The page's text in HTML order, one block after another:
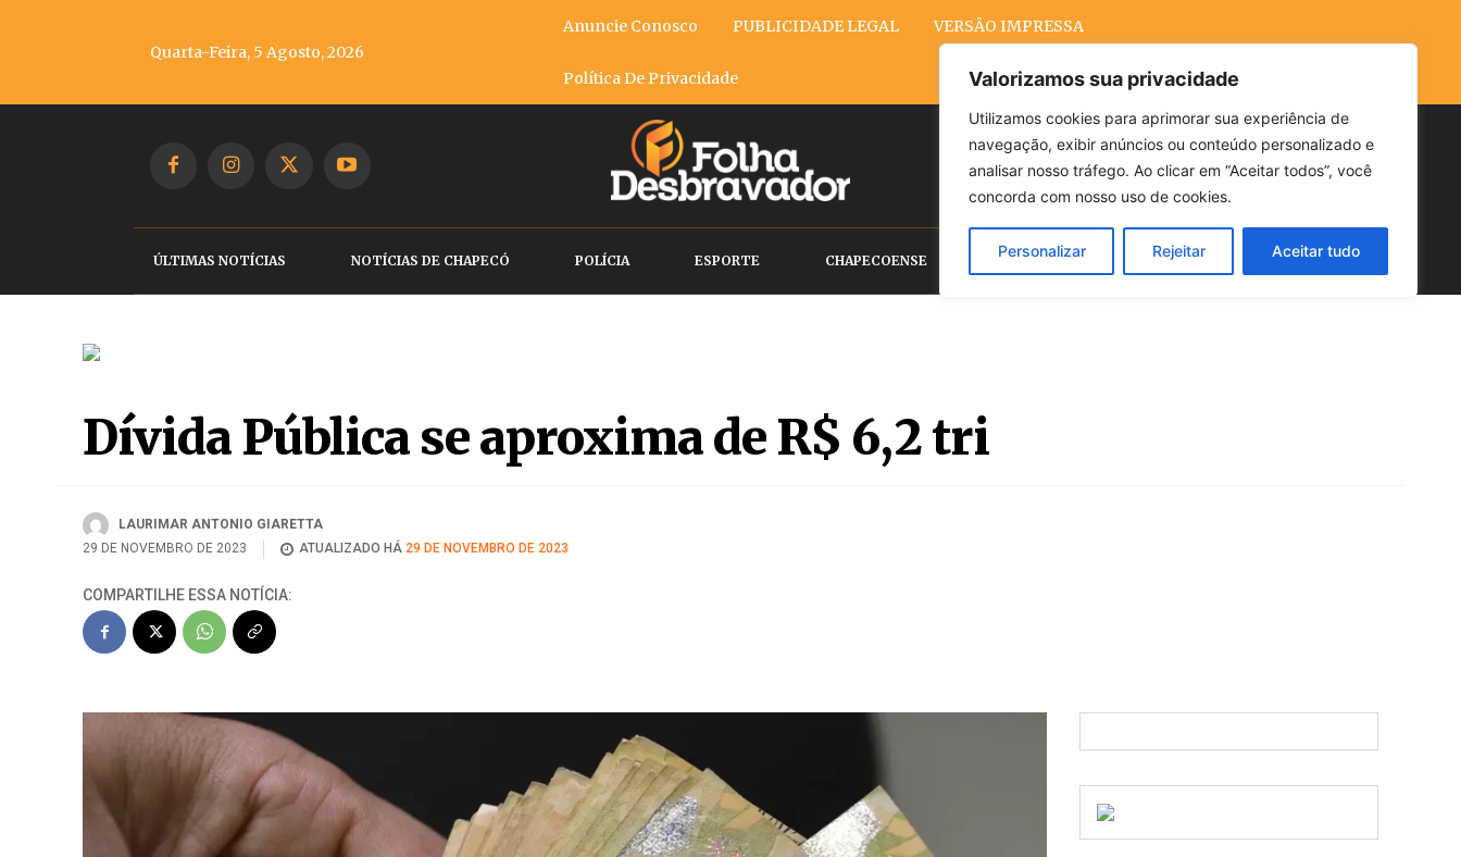
Valorizamos sua privacidade
Utilizamos cookies para aprimorar sua experiência de
navegação, exibir anúncios ou conteúdo personalizado e
analisar nosso tráfego. Ao clicar em “Aceitar todos”, você
concorda com nosso uso de cookies.
Personalizar Rejeitar Aceitar tudo
Quarta-Feira, 5 Agosto, 2026
Anuncie Conosco PUBLICIDADE LEGAL VERSÃO IMPRESSA
Política De Privacidade
Buscar
ÚLTIMAS NOTÍCIAS NOTÍCIAS DE CHAPECÓ POLÍCIA ESPORTE CHAPECOENSE POLÍTICA CLIMA ECONOMIA
Dívida Pública se aproxima de R$ 6,2 tri
LAURIMAR ANTONIO GIARETTA
29 DE NOVEMBRO DE 2023
ATUALIZADO HÁ 29 DE NOVEMBRO DE 2023
COMPARTILHE ESSA NOTÍCIA: